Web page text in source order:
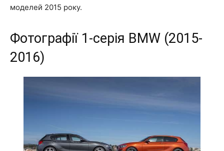
моделей 2015 року.
Фотографії 1-серія BMW (2015-
2016)